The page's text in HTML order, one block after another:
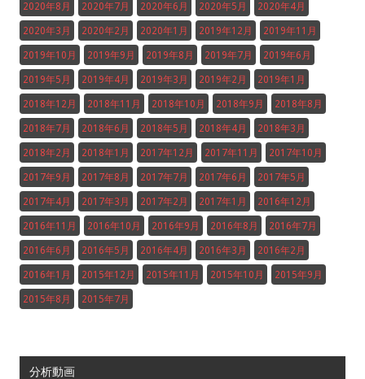
2020年8月 2020年7月 2020年6月 2020年5月 2020年4月
2020年3月 2020年2月 2020年1月 2019年12月 2019年11月
2019年10月 2019年9月 2019年8月 2019年7月 2019年6月
2019年5月 2019年4月 2019年3月 2019年2月 2019年1月
2018年12月 2018年11月 2018年10月 2018年9月 2018年8月
2018年7月 2018年6月 2018年5月 2018年4月 2018年3月
2018年2月 2018年1月 2017年12月 2017年11月 2017年10月
2017年9月 2017年8月 2017年7月 2017年6月 2017年5月
2017年4月 2017年3月 2017年2月 2017年1月 2016年12月
2016年11月 2016年10月 2016年9月 2016年8月 2016年7月
2016年6月 2016年5月 2016年4月 2016年3月 2016年2月
2016年1月 2015年12月 2015年11月 2015年10月 2015年9月
2015年8月 2015年7月
分析動画